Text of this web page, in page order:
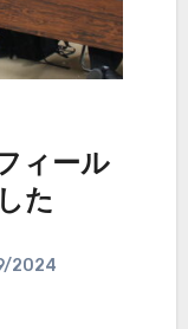
ィール
た
2024